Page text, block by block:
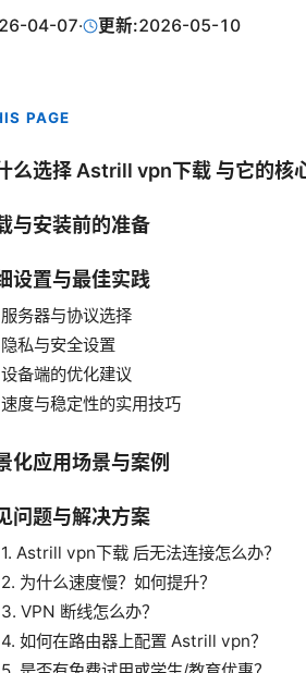
04-07· 更新:2026-05-10
PAGE
么选择 Astrill vpn下载 与它的核
与安装前的准备
设置与最佳实践
服务器与协议选择
隐私与安全设置
设备端的优化建议
速度与稳定性的实用技巧
化应用场景与案例
问题与解决方案
1. Astrill vpn下载 后无法连接怎么办？
2. 为什么速度慢？如何提升？
3. VPN 断线怎么办？
4. 如何在路由器上配置 Astrill vpn？